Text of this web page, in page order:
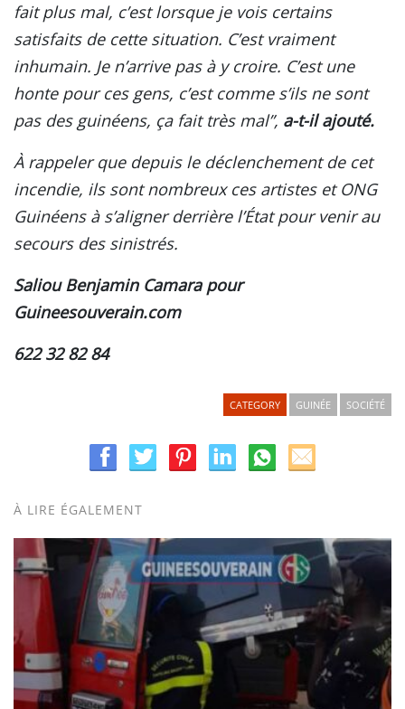
fait plus mal, c’est lorsque je vois certains
satisfaits de cette situation. C’est vraiment
inhumain. Je n’arrive pas à y croire. C’est une
honte pour ces gens, c’est comme s’ils ne sont
pas des guinéens, ça fait très mal”, a-t-il ajouté.
À rappeler que depuis le déclenchement de cet
incendie, ils sont nombreux ces artistes et ONG
Guinéens à s’aligner derrière l’État pour venir au
secours des sinistrés.
Saliou Benjamin Camara pour
Guineesouverain.com
622 32 82 84
CATEGORY GUINÉE SOCIÉTÉ
À LIRE ÉGALEMENT